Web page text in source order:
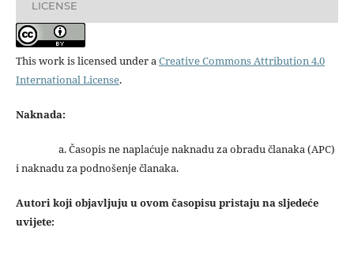
LICENSE
This work is licensed under aCreative Commons Attribution 4.0
International License.
Naknada:
a. Časopis ne naplaćuje naknadu za obradu članaka (APC)
i naknadu za podnošenje članaka.
Autori koji objavljuju u ovom časopisu pristaju na sljedeće
uvijete: